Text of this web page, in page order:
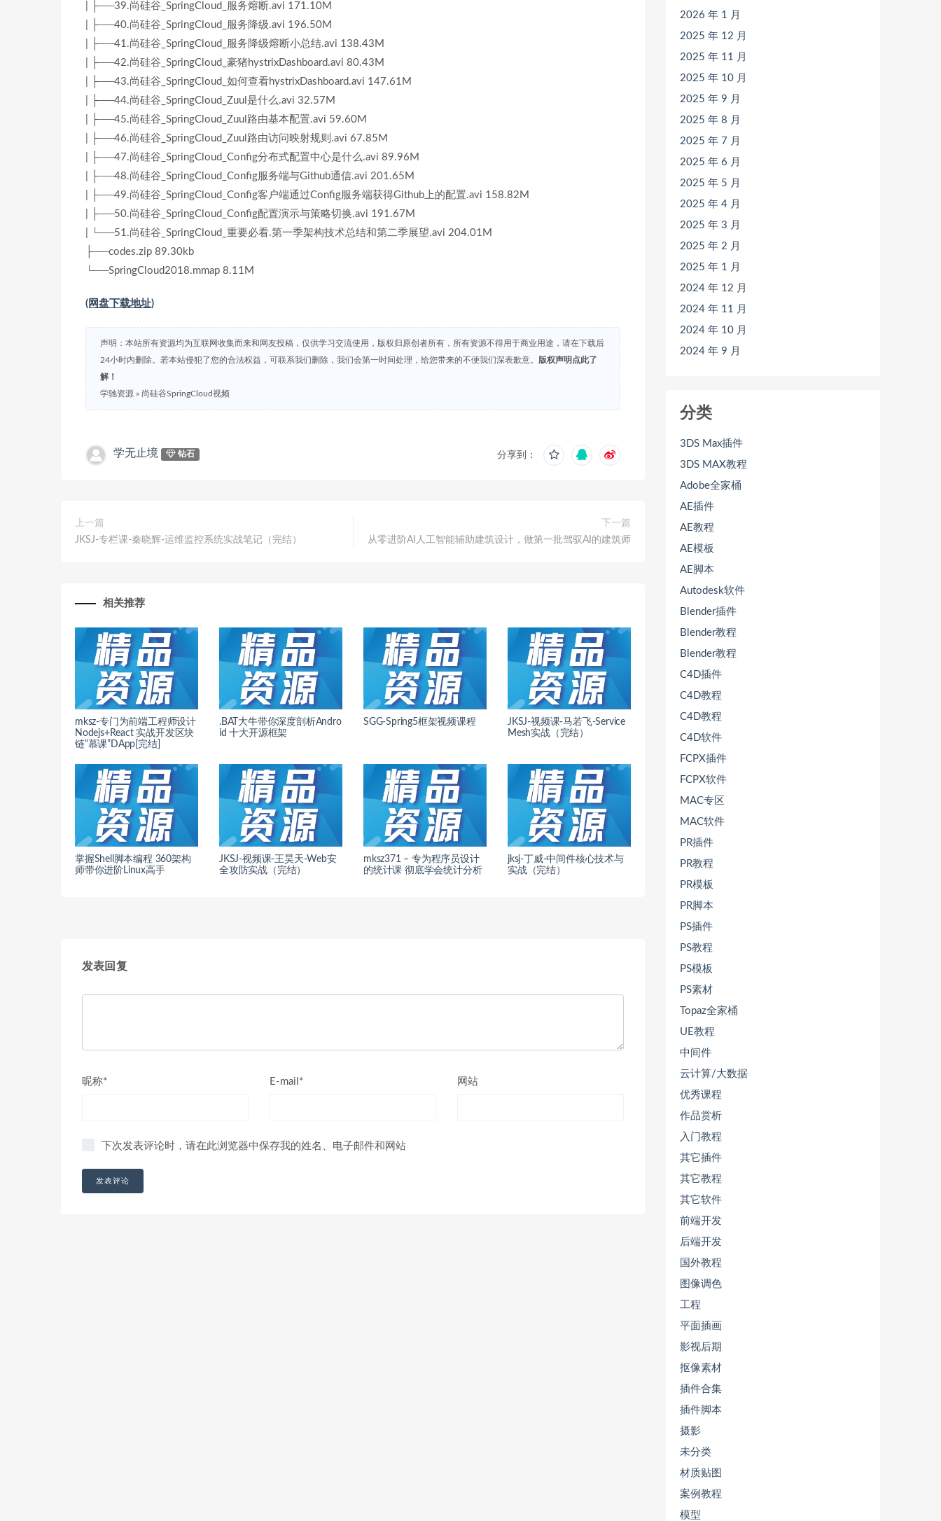
| ├──39.尚硅谷_SpringCloud_服务熔断.avi 171.10M
| ├──40.尚硅谷_SpringCloud_服务降级.avi 196.50M
| ├──41.尚硅谷_SpringCloud_服务降级熔断小总结.avi 138.43M
| ├──42.尚硅谷_SpringCloud_豪猪hystrixDashboard.avi 80.43M
| ├──43.尚硅谷_SpringCloud_如何查看hystrixDashboard.avi 147.61M
| ├──44.尚硅谷_SpringCloud_Zuul是什么.avi 32.57M
| ├──45.尚硅谷_SpringCloud_Zuul路由基本配置.avi 59.60M
| ├──46.尚硅谷_SpringCloud_Zuul路由访问映射规则.avi 67.85M
| ├──47.尚硅谷_SpringCloud_Config分布式配置中心是什么.avi 89.96M
| ├──48.尚硅谷_SpringCloud_Config服务端与Github通信.avi 201.65M
| ├──49.尚硅谷_SpringCloud_Config客户端通过Config服务端获得Github上的配置.avi 158.82M
| ├──50.尚硅谷_SpringCloud_Config配置演示与策略切换.avi 191.67M
| └──51.尚硅谷_SpringCloud_重要必看.第一季架构技术总结和第二季展望.avi 204.01M
├──codes.zip 89.30kb
└──SpringCloud2018.mmap 8.11M
(网盘下载地址)
声明：本站所有资源均为互联网收集而来和网友投稿，仅供学习交流使用，版权归原创者所有，所有资源不得用于商业用途，请在下载后
24小时内删除。若本站侵犯了您的合法权益，可联系我们删除，我们会第一时间处理，给您带来的不便我们深表歉意。
版权声明点此了
解！
学驰资源 » 尚硅谷SpringCloud视频
学无止境 钻石 分享到：
上一篇
JKSJ-专栏课-秦晓辉-运维监控系统实战笔记（完结）
下一篇
从零进阶AI人工智能辅助建筑设计，做第一批驾驭AI的建筑师
相关推荐
mksz-专门为前端工程师设计
Nodejs+React 实战开发区块
链“慕课”DApp[完结]
.BAT大牛带你深度剖析Andro
id 十大开源框架
SGG-Spring5框架视频课程
JKSJ-视频课-马若飞-Service
Mesh实战（完结）
掌握Shell脚本编程 360架构
师带你进阶Linux高手
JKSJ-视频课-王昊天-Web安
全攻防实战（完结）
mksz371 – 专为程序员设计
的统计课 彻底学会统计分析
jksj-丁威-中间件核心技术与
实战（完结）
发表回复
昵称* E-mail* 网站
下次发表评论时，请在此浏览器中保存我的姓名、电子邮件和网站
2026 年 1 月
2025 年 12 月
2025 年 11 月
2025 年 10 月
2025 年 9 月
2025 年 8 月
2025 年 7 月
2025 年 6 月
2025 年 5 月
2025 年 4 月
2025 年 3 月
2025 年 2 月
2025 年 1 月
2024 年 12 月
2024 年 11 月
2024 年 10 月
2024 年 9 月
分类
3DS Max插件
3DS MAX教程
Adobe全家桶
AE插件
AE教程
AE模板
AE脚本
Autodesk软件
Blender插件
Blender教程
Blender教程
C4D插件
C4D教程
C4D教程
C4D软件
FCPX插件
FCPX软件
MAC专区
MAC软件
PR插件
PR教程
PR模板
PR脚本
PS插件
PS教程
PS模板
PS素材
Topaz全家桶
UE教程
中间件
云计算/大数据
优秀课程
作品赏析
入门教程
其它插件
其它教程
其它软件
前端开发
后端开发
国外教程
图像调色
工程
平面插画
影视后期
抠像素材
插件合集
插件脚本
摄影
未分类
材质贴图
案例教程
模型